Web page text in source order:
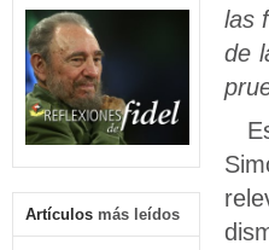
Artículos más leídos
las
de